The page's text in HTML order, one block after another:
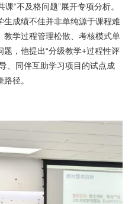
课“不及格问题”展开专项分析。
生成绩不佳并非单纯源于课程难
教学过程管理松散、考核模式单
题，他提出“分级教学+过程性评
、同伴互助学习项目的试点成
径。